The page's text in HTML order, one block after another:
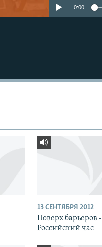
0:00
13 СЕНТЯБРЯ 2012
Поверх барьеров -
Российский час